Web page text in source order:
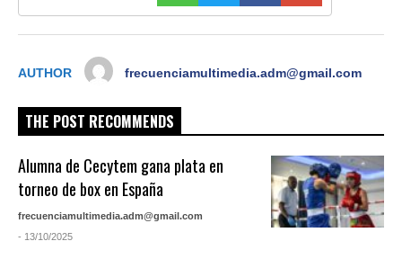
AUTHOR frecuenciamultimedia.adm@gmail.com
THE POST RECOMMENDS
Alumna de Cecytem gana plata en
torneo de box en España
frecuenciamultimedia.adm@gmail.com
- 13/10/2025